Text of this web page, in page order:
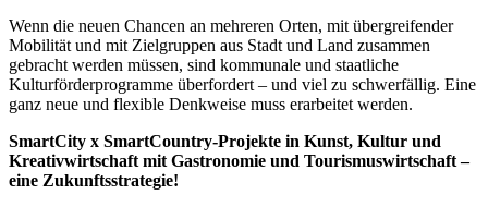
Wenn die neuen Chancen an mehreren Orten, mit übergreifender
Mobilität und mit Zielgruppen aus Stadt und Land zusammen
gebracht werden müssen, sind kommunale und staatliche
Kulturförderprogramme überfordert – und viel zu schwerfällig. Eine
ganz neue und flexible Denkweise muss erarbeitet werden.
SmartCity x SmartCountry-Projekte in Kunst, Kultur und
Kreativwirtschaft mit Gastronomie und Tourismuswirtschaft –
eine Zukunftsstrategie!